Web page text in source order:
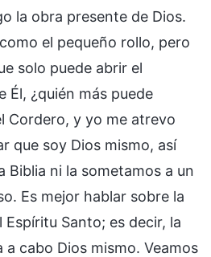
la obra presente de Dios.
el pequeño rollo, pero
solo puede abrir el
Él, ¿quién más puede
Cordero, y yo me atrevo
que soy Dios mismo, así
Biblia ni la sometamos a un
Es mejor hablar sobre la
Santo; es decir, la
a cabo Dios mismo. Veamos